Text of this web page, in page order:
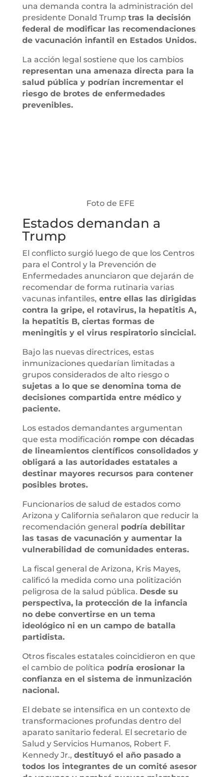
una demanda contra la administración del
presidente Donald Trump tras la decisión
federal de modificar las recomendaciones
de vacunación infantil en Estados Unidos.
La acción legal sostiene que los cambios
representan una amenaza directa para la
salud pública y podrían incrementar el
riesgo de brotes de enfermedades
prevenibles.
Foto de EFE
Estados demandan a
Trump
El conflicto surgió luego de que los Centros
para el Control y la Prevención de
Enfermedades anunciaron que dejarán de
recomendar de forma rutinaria varias
vacunas infantiles, entre ellas las dirigidas
contra la gripe, el rotavirus, la hepatitis A,
la hepatitis B, ciertas formas de
meningitis y el virus respiratorio sincicial.
Bajo las nuevas directrices, estas
inmunizaciones quedarían limitadas a
grupos considerados de alto riesgo o
sujetas a lo que se denomina toma de
decisiones compartida entre médico y
paciente.
Los estados demandantes argumentan
que esta modificación rompe con décadas
de lineamientos científicos consolidados y
obligará a las autoridades estatales a
destinar mayores recursos para contener
posibles brotes.
Funcionarios de salud de estados como
Arizona y California señalaron que reducir la
recomendación general podría debilitar
las tasas de vacunación y aumentar la
vulnerabilidad de comunidades enteras.
La fiscal general de Arizona, Kris Mayes,
calificó la medida como una politización
peligrosa de la salud pública. Desde su
perspectiva, la protección de la infancia
no debe convertirse en un tema
ideológico ni en un campo de batalla
partidista.
Otros fiscales estatales coincidieron en que
el cambio de política podría erosionar la
confianza en el sistema de inmunización
nacional.
El debate se intensifica en un contexto de
transformaciones profundas dentro del
aparato sanitario federal. El secretario de
Salud y Servicios Humanos, Robert F.
Kennedy Jr., destituyó el año pasado a
todos los integrantes de un comité asesor